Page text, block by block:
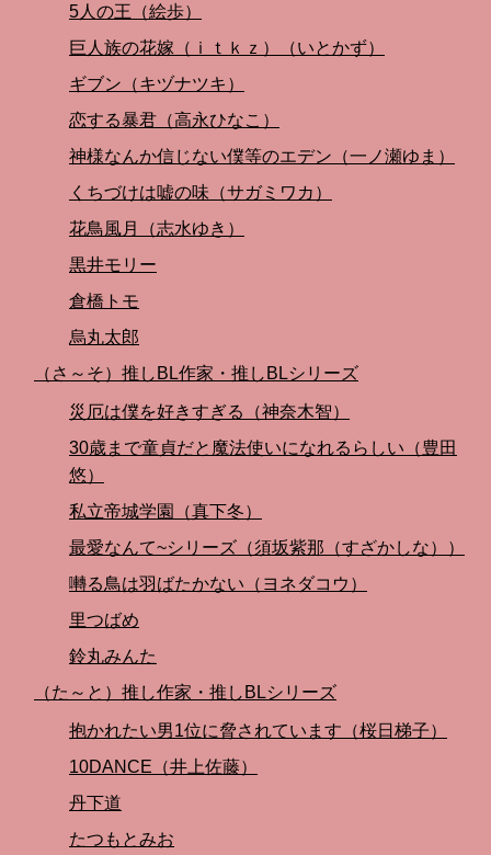
5人の王（絵歩）
巨人族の花嫁（ｉｔｋｚ）（いとかず）
ギブン（キヅナツキ）
恋する暴君（高永ひなこ）
神様なんか信じない僕等のエデン（一ノ瀬ゆま）
くちづけは嘘の味（サガミワカ）
花鳥風月（志水ゆき）
黒井モリー
倉橋トモ
烏丸太郎
（さ～そ）推しBL作家・推しBLシリーズ
災厄は僕を好きすぎる（神奈木智）
30歳まで童貞だと魔法使いになれるらしい（豊田
悠）
私立帝城学園（真下冬）
最愛なんて~シリーズ（須坂紫那（すざかしな））
囀る鳥は羽ばたかない（ヨネダコウ）
里つばめ
鈴丸みんた
（た～と）推し作家・推しBLシリーズ
抱かれたい男1位に脅されています（桜日梯子）
10DANCE（井上佐藤）
丹下道
たつもとみお